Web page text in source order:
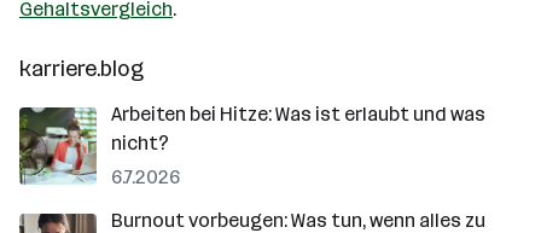
Gehaltsvergleich.
karriere.blog
Arbeiten bei Hitze: Was ist erlaubt und was
nicht?
6.7.2026
Burnout vorbeugen: Was tun, wenn alles zu